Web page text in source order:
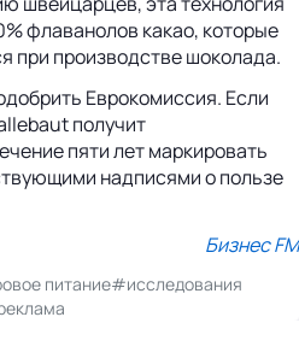
флаванолов какао, которые
при производстве шоколада.
Еврокомиссия. Если
получит
пяти лет маркировать
надписями о пользе
Бизнес FM
питание#исследования